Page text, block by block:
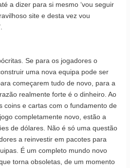
a dizer para si mesmo ‘vou seguir
site e desta vez vou
Se para os jogadores o
uma nova equipa pode ser
começarem tudo de novo, para a
realmente forte é o dinheiro. Ao
coins e cartas com o fundamento de
completamente novo, estão a
de dólares. Não é só uma questão
a reinvestir em pacotes para
É um completo mundo novo
torna obsoletas, de um momento